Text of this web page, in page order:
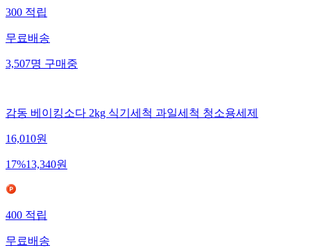
300 적립
무료배송
3,507명 구매중
감동 베이킹소다 2kg 식기세척 과일세척 청소용세제
16,010원
17%13,340원
400적립
무료배송